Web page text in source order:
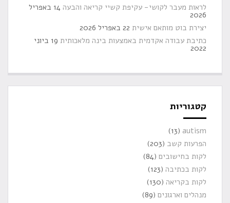
לראות מעבר לקושי- עקיפת קשיי קריאה והבעה
14 באפריל
2026
יצירת בוט מותאם אישית 22 באפריל 2026
כתיבת עבודה אקדמית באמצעות בינה מלאכותית
19 ביוני
2022
קטגוריות
autism
(13)
הפרעות קשב (203)
לקות בחישובים (84)
לקות בכתיבה (123)
לקות בקריאה (130)
מנהלים וארגונים (89)